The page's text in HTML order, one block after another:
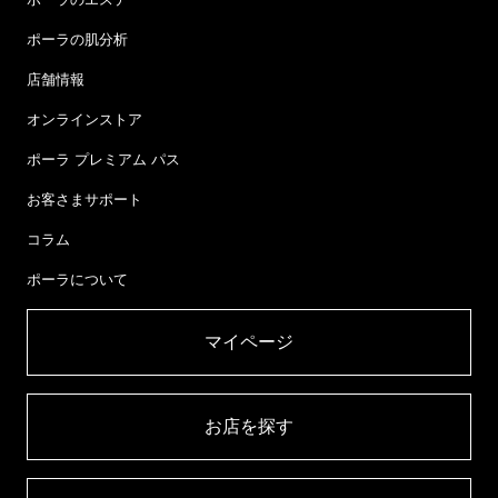
ポーラの肌分析
店舗情報
オンラインストア
ポーラ プレミアム パス
お客さまサポート
コラム
ポーラについて
マイページ​
お店を探す​